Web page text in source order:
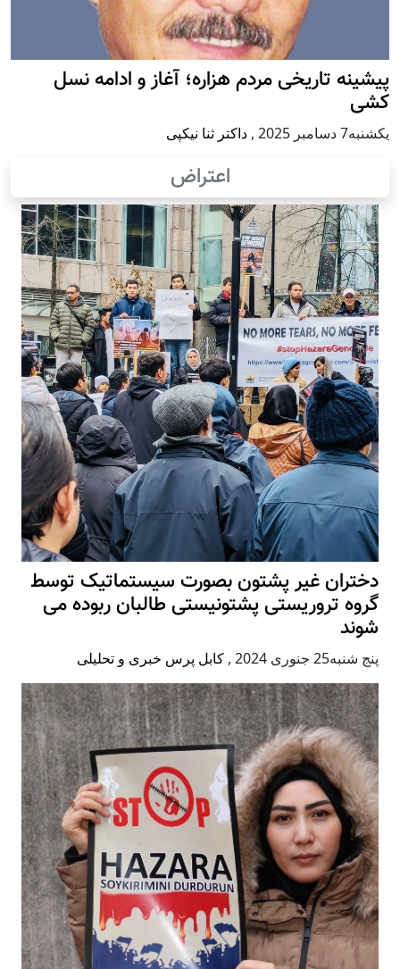
پيشينه تاريخی مردم هزاره؛ آغاز و ادامه نسل
کشی
يكشنبه7 دسامبر 2025 , داکتر ثنا نیکپی
اعتراض
دختران غیر پشتون بصورت سیستماتیک توسط
گروه تروریستی پشتونیستی طالبان ربوده می
شوند
پنج شنبه25 جنوری 2024 , کابل پرس خبری و تحلیلی